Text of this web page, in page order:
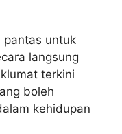
pantas untuk
langsung
terkini
boleh
kehidupan